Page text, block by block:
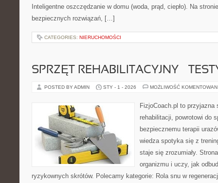
Inteligentne oszczędzanie w domu (woda, prąd, ciepło). Na
bezpiecznych rozwiązań, […]
CATEGORIES: NIERUCHOMOŚCI
SPRZĘT REHABILITACYJNY –
POSTED BY ADMIN STY - 1 - 2026 MOŻLIWOŚĆ
FizjoCoach.pl to przyjazna
rehabilitacji, powrotowi do
bezpiecznemu terapii
wiedza spotyka się z
staje się zrozumiały.
organizmu i uczy, jak
ryzykownych skrótów. Polecamy kategorie: Rola snu w